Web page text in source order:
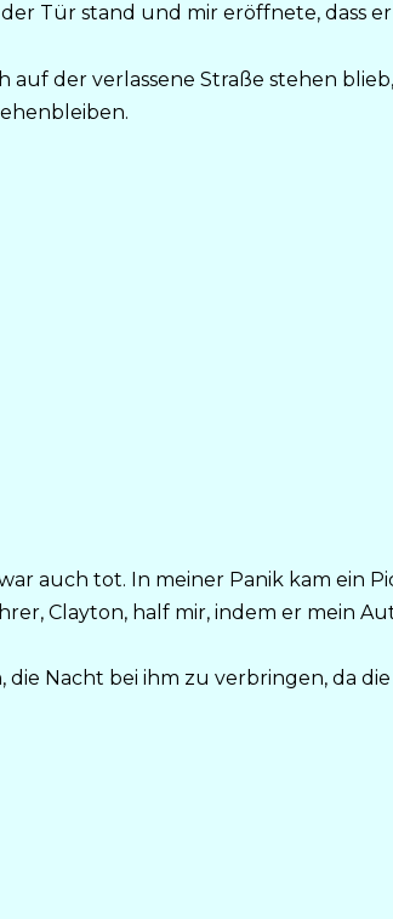
Tür stand und mir eröffnete, dass
auf der verlassene Straße stehen
auch tot. In meiner Panik kam ein
Clayton, half mir, indem er mein
die Nacht bei ihm zu verbringen, da